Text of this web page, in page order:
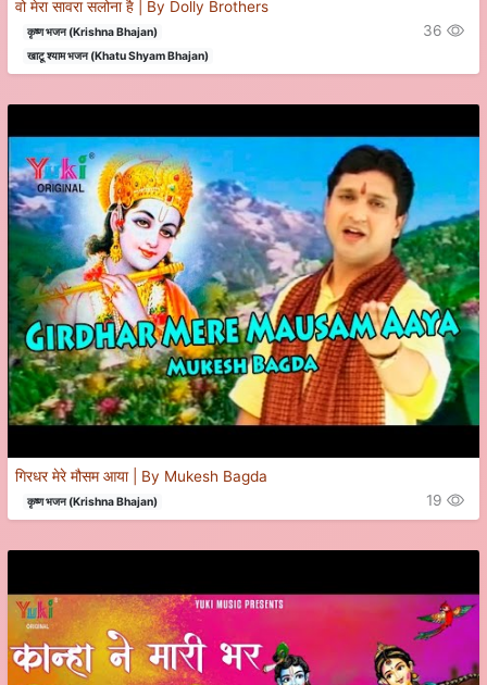
वो मेरा सावरा सलोना है | By Dolly Brothers
कृष्ण भजन (Krishna Bhajan)
खाटू श्याम भजन (Khatu Shyam Bhajan)
36
गिरधर मेरे मौसम आया | By Mukesh Bagda
कृष्ण भजन (Krishna Bhajan) 19